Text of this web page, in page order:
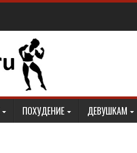
ПОХУДЕНИЕ ДЕВУШКАМ